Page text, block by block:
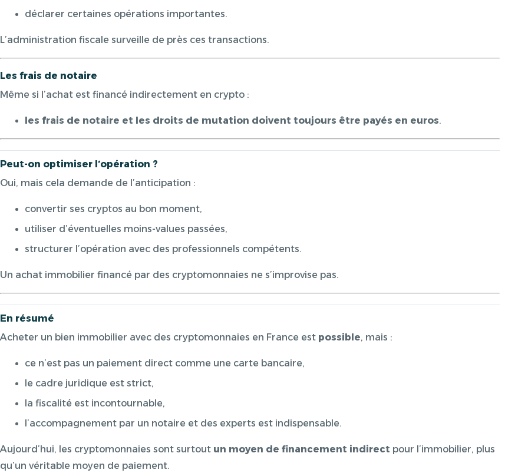
déclarer certaines opérations importantes.
L’administration fiscale surveille de près ces transactions.
Les frais de notaire
Même si l’achat est financé indirectement en crypto :
les frais de notaire et les droits de mutation doivent toujours être payés en euros.
Peut-on optimiser l’opération ?
Oui, mais cela demande de l’anticipation :
convertir ses cryptos au bon moment,
utiliser d’éventuelles moins-values passées,
structurer l’opération avec des professionnels compétents.
Un achat immobilier financé par des cryptomonnaies ne s’improvise pas.
En résumé
Acheter un bien immobilier avec des cryptomonnaies en France est possible, mais :
ce n’est pas un paiement direct comme une carte bancaire,
le cadre juridique est strict,
la fiscalité est incontournable,
l’accompagnement par un notaire et des experts est indispensable.
Aujourd’hui, les cryptomonnaies sont surtout un moyen de financement indirect pour l’immobilier, plus
qu’un véritable moyen de paiement.